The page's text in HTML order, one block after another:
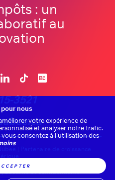
: un
au
3521
| Partenaire de croissance
|Sécurité et confidentialité
nous
votre expérience de
et analyser notre trafic.
vous consentez à l’utilisation des